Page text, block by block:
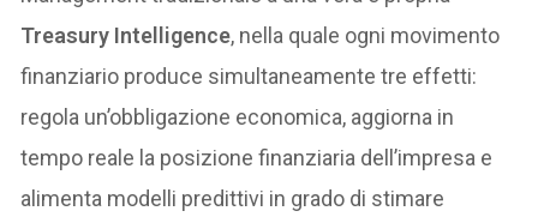
Treasury Intelligence, nella quale ogni movimento
finanziario produce simultaneamente tre effetti:
regola un’obbligazione economica, aggiorna in
tempo reale la posizione finanziaria dell’impresa e
alimenta modelli predittivi in grado di stimare